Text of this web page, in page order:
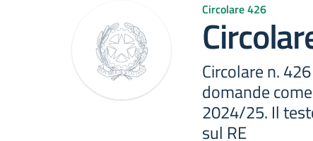
Circolare 426
Circolare n.
domande
2024/25. Il
sul RE